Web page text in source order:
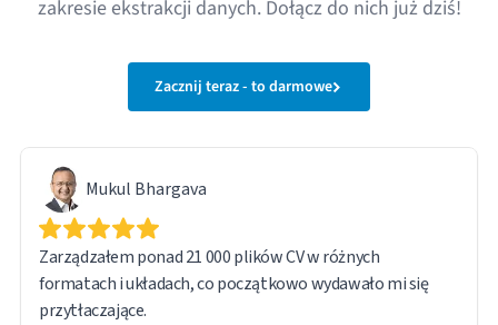
zakresie ekstrakcji danych. Dołącz do nich już dziś!
Zacznij teraz - to darmowe
Mukul Bhargava
Zarządzałem ponad 21 000 plików CV w różnych
formatach i układach, co początkowo wydawało mi się
przytłaczające.